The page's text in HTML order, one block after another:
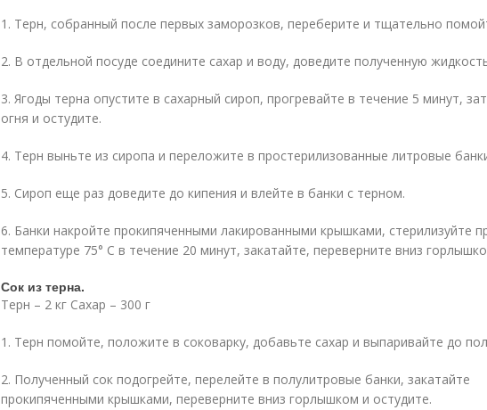
1. Терн, собранный после первых заморозков, переберите и тщательно
2. В отдельной посуде соедините сахар и воду, доведите полученную
3. Ягоды терна опустите в сахарный сироп, прогревайте в течение 5 минут,
огня и остудите.
4. Терн выньте из сиропа и переложите в простерилизованные литровые
5. Сироп еще раз доведите до кипения и влейте в банки с терном.
6. Банки накройте прокипяченными лакированными крышками, стерилизуйте
температуре 75° С в течение 20 минут, закатайте, переверните вниз
Сок из терна.
Терн – 2 кг Сахар – 300 г
1. Терн помойте, положите в соковарку, добавьте сахар и выпаривайте до
2. Полученный сок подогрейте, перелейте в полулитровые банки, закатайте
прокипяченными крышками, переверните вниз горлышком и остудите.